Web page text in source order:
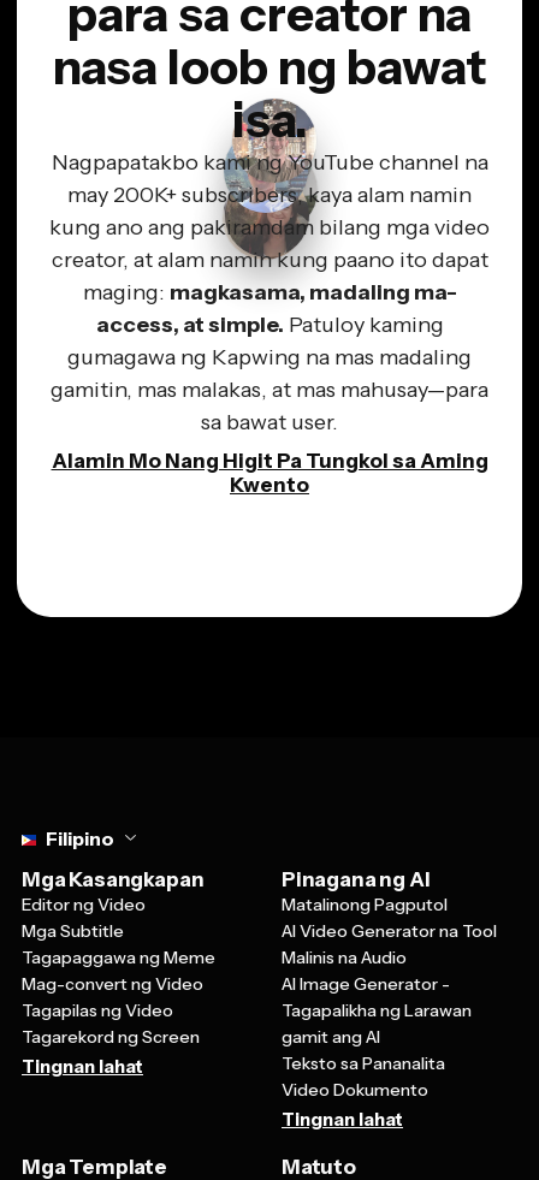
para sa creator na
nasa loob ng bawat
isa.
Nagpapatakbo kami ng YouTube channel na
may 200K+ subscribers, kaya alam namin
kung ano ang pakiramdam bilang mga video
creator, at alam namin kung paano ito dapat
maging: magkasama, madaling ma-
access, at simple. Patuloy kaming
gumagawa ng Kapwing na mas madaling
gamitin, mas malakas, at mas mahusay—para
sa bawat user.
Alamin Mo Nang Higit Pa Tungkol sa Aming
Kwento
Filipino
Mga Kasangkapan
Editor ng Video
Mga Subtitle
Tagapaggawa ng Meme
Mag-convert ng Video
Tagapilas ng Video
Tagarekord ng Screen
Tingnan lahat
Pinagana ng AI
Matalinong Pagputol
AI Video Generator na Tool
Malinis na Audio
AI Image Generator -
Tagapalikha ng Larawan
gamit ang AI
Teksto sa Pananalita
Video Dokumento
Tingnan lahat
Mga Template Matuto